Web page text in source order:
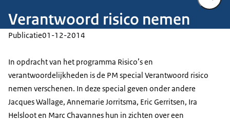
Verantwoord risico nemen
Publicatie01-12-2014
In opdracht van het programma Risico’s en
verantwoordelijkheden is de PM special Verantwoord risico
nemen verschenen. In deze special geven onder andere
Jacques Wallage, Annemarie Jorritsma, Eric Gerritsen, Ira
Helsloot en Marc Chavannes hun in zichten over een